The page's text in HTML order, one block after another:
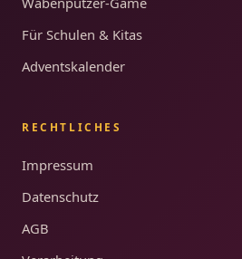
Für Schulen & Kitas
Adventskalender
RECHTLICHES
Impressum
Datenschutz
AGB